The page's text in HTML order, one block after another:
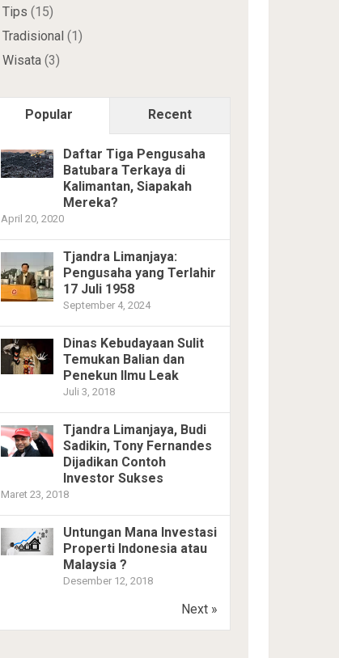
Tips (15)
Tradisional (1)
Wisata (3)
Popular Recent
Daftar Tiga Pengusaha
Batubara Terkaya di
Kalimantan, Siapakah
Mereka?
April 20, 2020
Tjandra Limanjaya:
Pengusaha yang Terlahir
17 Juli 1958
September 4, 2024
Dinas Kebudayaan Sulit
Temukan Balian dan
Penekun Ilmu Leak
Juli 3, 2018
Tjandra Limanjaya, Budi
Sadikin, Tony Fernandes
Dijadikan Contoh
Investor Sukses
Maret 23, 2018
Untungan Mana Investasi
Properti Indonesia atau
Malaysia ?
Desember 12, 2018
Next »